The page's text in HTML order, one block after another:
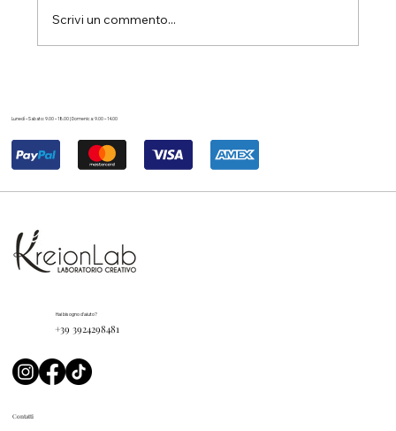
Scrivi un commento...
Contatti
Hai bisogno d'aiuto?
+39 3924298481
Lunedì – Sabato: 9.00 – 18.00 | Domenica: 9.00 – 14.00